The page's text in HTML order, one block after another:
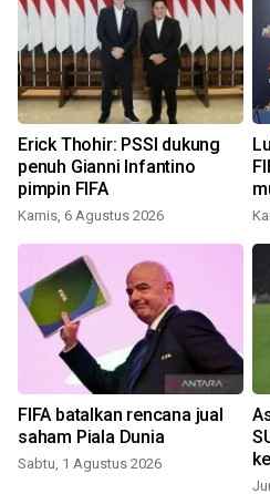
Erick Thohir: PSSI dukung
penuh Gianni Infantino
pimpin FIFA
Kamis, 6 Agustus 2026
FIFA batalkan rencana jual
saham Piala Dunia
Sabtu, 1 Agustus 2026